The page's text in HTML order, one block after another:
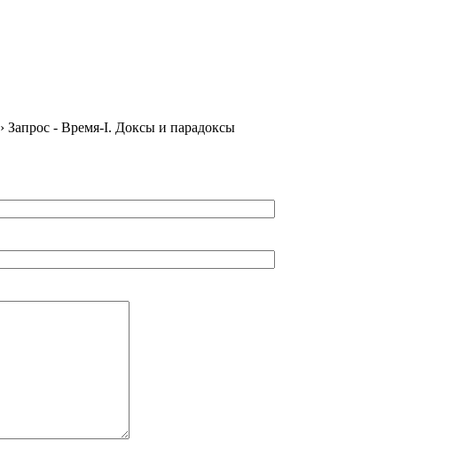
› Запрос - Время-I. Доксы и парадоксы